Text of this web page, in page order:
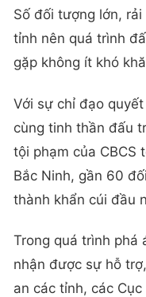
Số đối tượng lớn,
tỉnh nên quá trình
gặp không ít khó
Với sự chỉ đạo
cùng tinh thần đấu
tội phạm của CBCS
Bắc Ninh, gần 60
thành khẩn cúi đầu
Trong quá trình phá
nhận được sự hỗ
an các tỉnh, các